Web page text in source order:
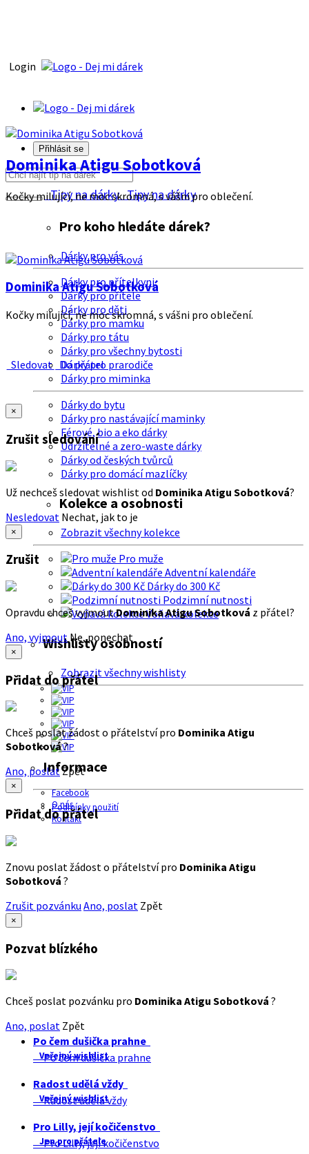
Login
Přihlásit se
Tipy na dárkyTipy na dárky
Pro koho hledáte dárek?
Dárky pro vás
Dárky pro přítelkyni
Dárky pro přítele
Dárky pro děti
Dárky pro mamku
Dárky pro tátu
Dárky pro všechny bytosti
Dárky pro prarodiče
Dárky pro miminka
Dárky do bytu
Dárky pro nastávající maminky
Férové, bio a eko dárky
Udržitelné a zero-waste dárky
Dárky od českých tvůrců
Dárky pro domácí mazlíčky
Kolekce a osobnosti
Zobrazit všechny kolekce
Pro muže
Adventní kalendáře
Dárky do 300 Kč
Podzimní nutnosti
Voňavá kolekce
Wishlisty osobností
Zobrazit všechny wishlisty
Informace
Facebook
O nás
Podmínky použití
Kontakt
Dominika Atigu Sobotková
Kočky milující, ne moc skromná, s vášni pro oblečení.
Dominika Atigu Sobotková
Kočky milující, ne moc skromná, s vášni pro oblečení.
Sledovat Do přátel
×
Zrušit sledování
Už nechceš sledovat wishlist od Dominika Atigu Sobotková?
Nesledovat Nechat, jak to je
×
Zrušit
Opravdu chceš vyjmoutDominika Atigu Sobotková z přátel?
Ano, vyjmout Ne, ponechat
×
Přidat do přátel
Chceš poslat žádost o přátelství pro Dominika Atigu
Sobotková?
Ano, poslatZpět
×
Přidat do přátel
Znovu poslat žádost o přátelství pro Dominika Atigu
Sobotková ?
Zrušit pozvánku Ano, poslat Zpět
×
Pozvat blízkého
Chceš poslat pozvánku pro Dominika Atigu Sobotková ?
Ano, poslat Zpět
Po čem dušička prahne
Veřejný wishlist
Po čem dušička prahne
Radost udělá vždy
Veřejný wishlist
Radost udělá vždy
Pro Lilly, její kočičenstvo
Jen pro přátele
Pro Lilly, její kočičenstvo